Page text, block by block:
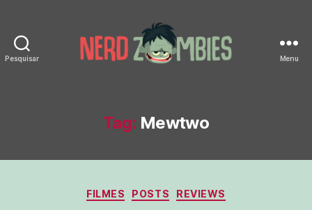
Pesquisar Menu
Tag: Mewtwo
Categorias
FILMES POSTS REVIEWS